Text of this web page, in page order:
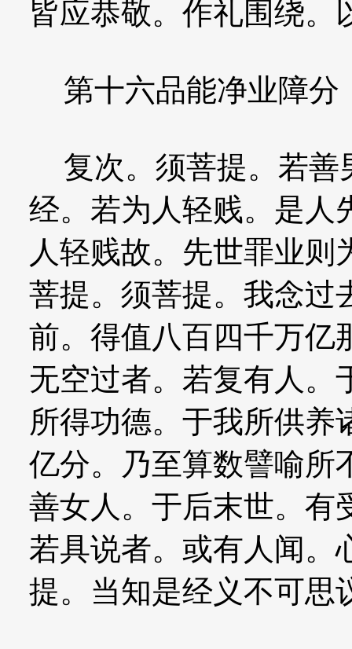
皆应恭敬。作礼围绕。
第十六品能净业障分
复次。须菩提。若善
经。若为人轻贱。是人
人轻贱故。先世罪业
菩提。须菩提。我念过
前。得值八百四千万亿
无空过者。若复有人。
所得功德。于我所供养
亿分。乃至算数譬喻所
善女人。于后末世。有
若具说者。或有人闻。
提。当知是经义不可思